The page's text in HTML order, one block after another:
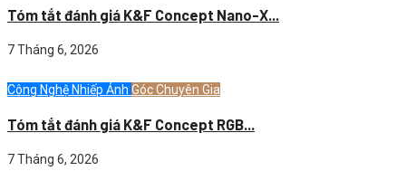
Tóm tắt đánh giá K&F Concept Nano-X...
7 Tháng 6, 2026
Công Nghệ Nhiếp Ảnh Góc Chuyên Gia
Tóm tắt đánh giá K&F Concept RGB...
7 Tháng 6, 2026